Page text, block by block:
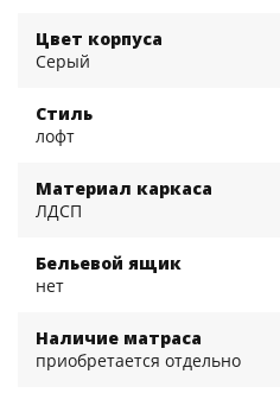
Цвет корпуса
Серый
Стиль
лофт
Материал каркаса
ЛДСП
Бельевой ящик
нет
Наличие матраса
приобретается отдельно